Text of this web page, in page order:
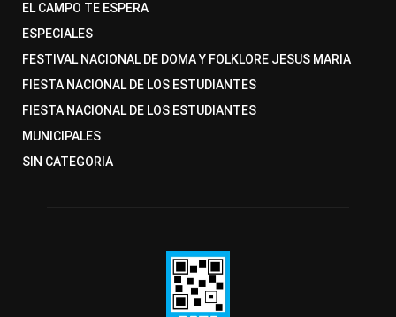
EL CAMPO TE ESPERA
ESPECIALES
FESTIVAL NACIONAL DE DOMA Y FOLKLORE JESUS MARIA
FIESTA NACIONAL DE LOS ESTUDIANTES
FIESTA NACIONAL DE LOS ESTUDIANTES
MUNICIPALES
SIN CATEGORIA